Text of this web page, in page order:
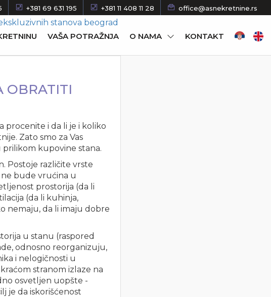
+381 69 631 195 +381 11 408 11 28 office@asnekretnine.rs
VAŠA POTRAŽNJA O NAMA KONTAKT
OBRATITI
procenite i da li je i koliko
Zato smo za Vas
kupovine stana.
Postoje različite vrste
bude vrućina u
prostorija (da li
(da li kuhinja,
nemaju, da li imaju dobre
u stanu (raspored
odnosno reorganizuju,
i nelogičnosti u
stranom izlaze na
osvetljen uopšte -
je da iskorišćenost